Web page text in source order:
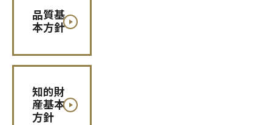
品質基
本方針
知的財
産基本
方針